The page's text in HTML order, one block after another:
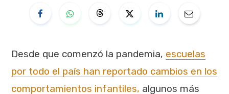
Desde que comenzó la pandemia, escuelas
por todo el país han reportado cambios en los
comportamientos infantiles, algunos más